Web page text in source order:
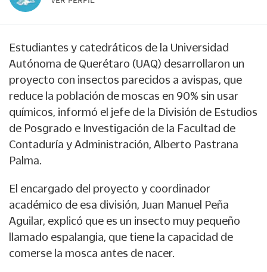
Estudiantes y catedráticos de la Universidad
Autónoma de Querétaro (UAQ) desarrollaron un
proyecto con insectos parecidos a avispas, que
reduce la población de moscas en 90% sin usar
químicos, informó el jefe de la División de Estudios
de Posgrado e Investigación de la Facultad de
Contaduría y Administración, Alberto Pastrana
Palma.
El encargado del proyecto y coordinador
académico de esa división, Juan Manuel Peña
Aguilar, explicó que es un insecto muy pequeño
llamado espalangia, que tiene la capacidad de
comerse la mosca antes de nacer.